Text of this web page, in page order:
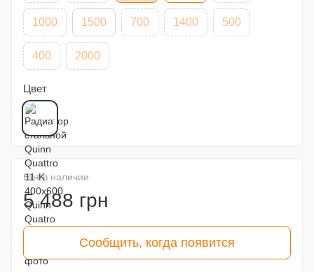
1000 1500 700 1400 500
400 2000
Цвет
Нет в наличии
5 488 грн
Сообщить, когда появится